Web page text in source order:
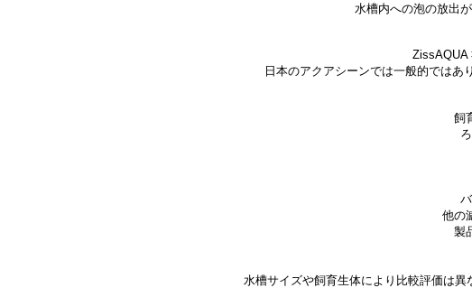
水槽内への泡の放出
ZissAQUA
日本のアクアシーンでは一般的ではあ
飼
他の
製
水槽サイズや飼育生体により比較評価は異